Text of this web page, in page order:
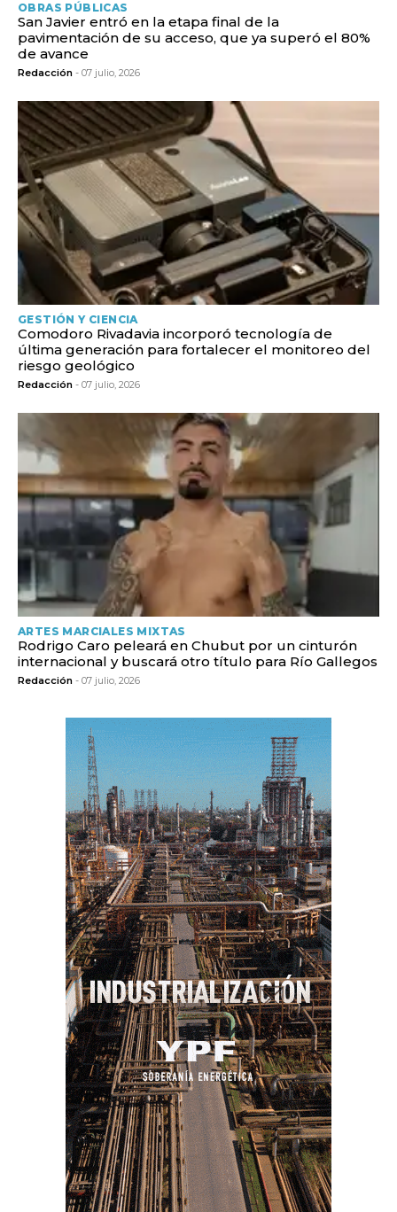
OBRAS PÚBLICAS
San Javier entró en la etapa final de la
pavimentación de su acceso, que ya superó el 80%
de avance
Redacción - 07 julio, 2026
GESTIÓN Y CIENCIA
Comodoro Rivadavia incorporó tecnología de
última generación para fortalecer el monitoreo del
riesgo geológico
Redacción - 07 julio, 2026
ARTES MARCIALES MIXTAS
Rodrigo Caro peleará en Chubut por un cinturón
internacional y buscará otro título para Río Gallegos
Redacción - 07 julio, 2026